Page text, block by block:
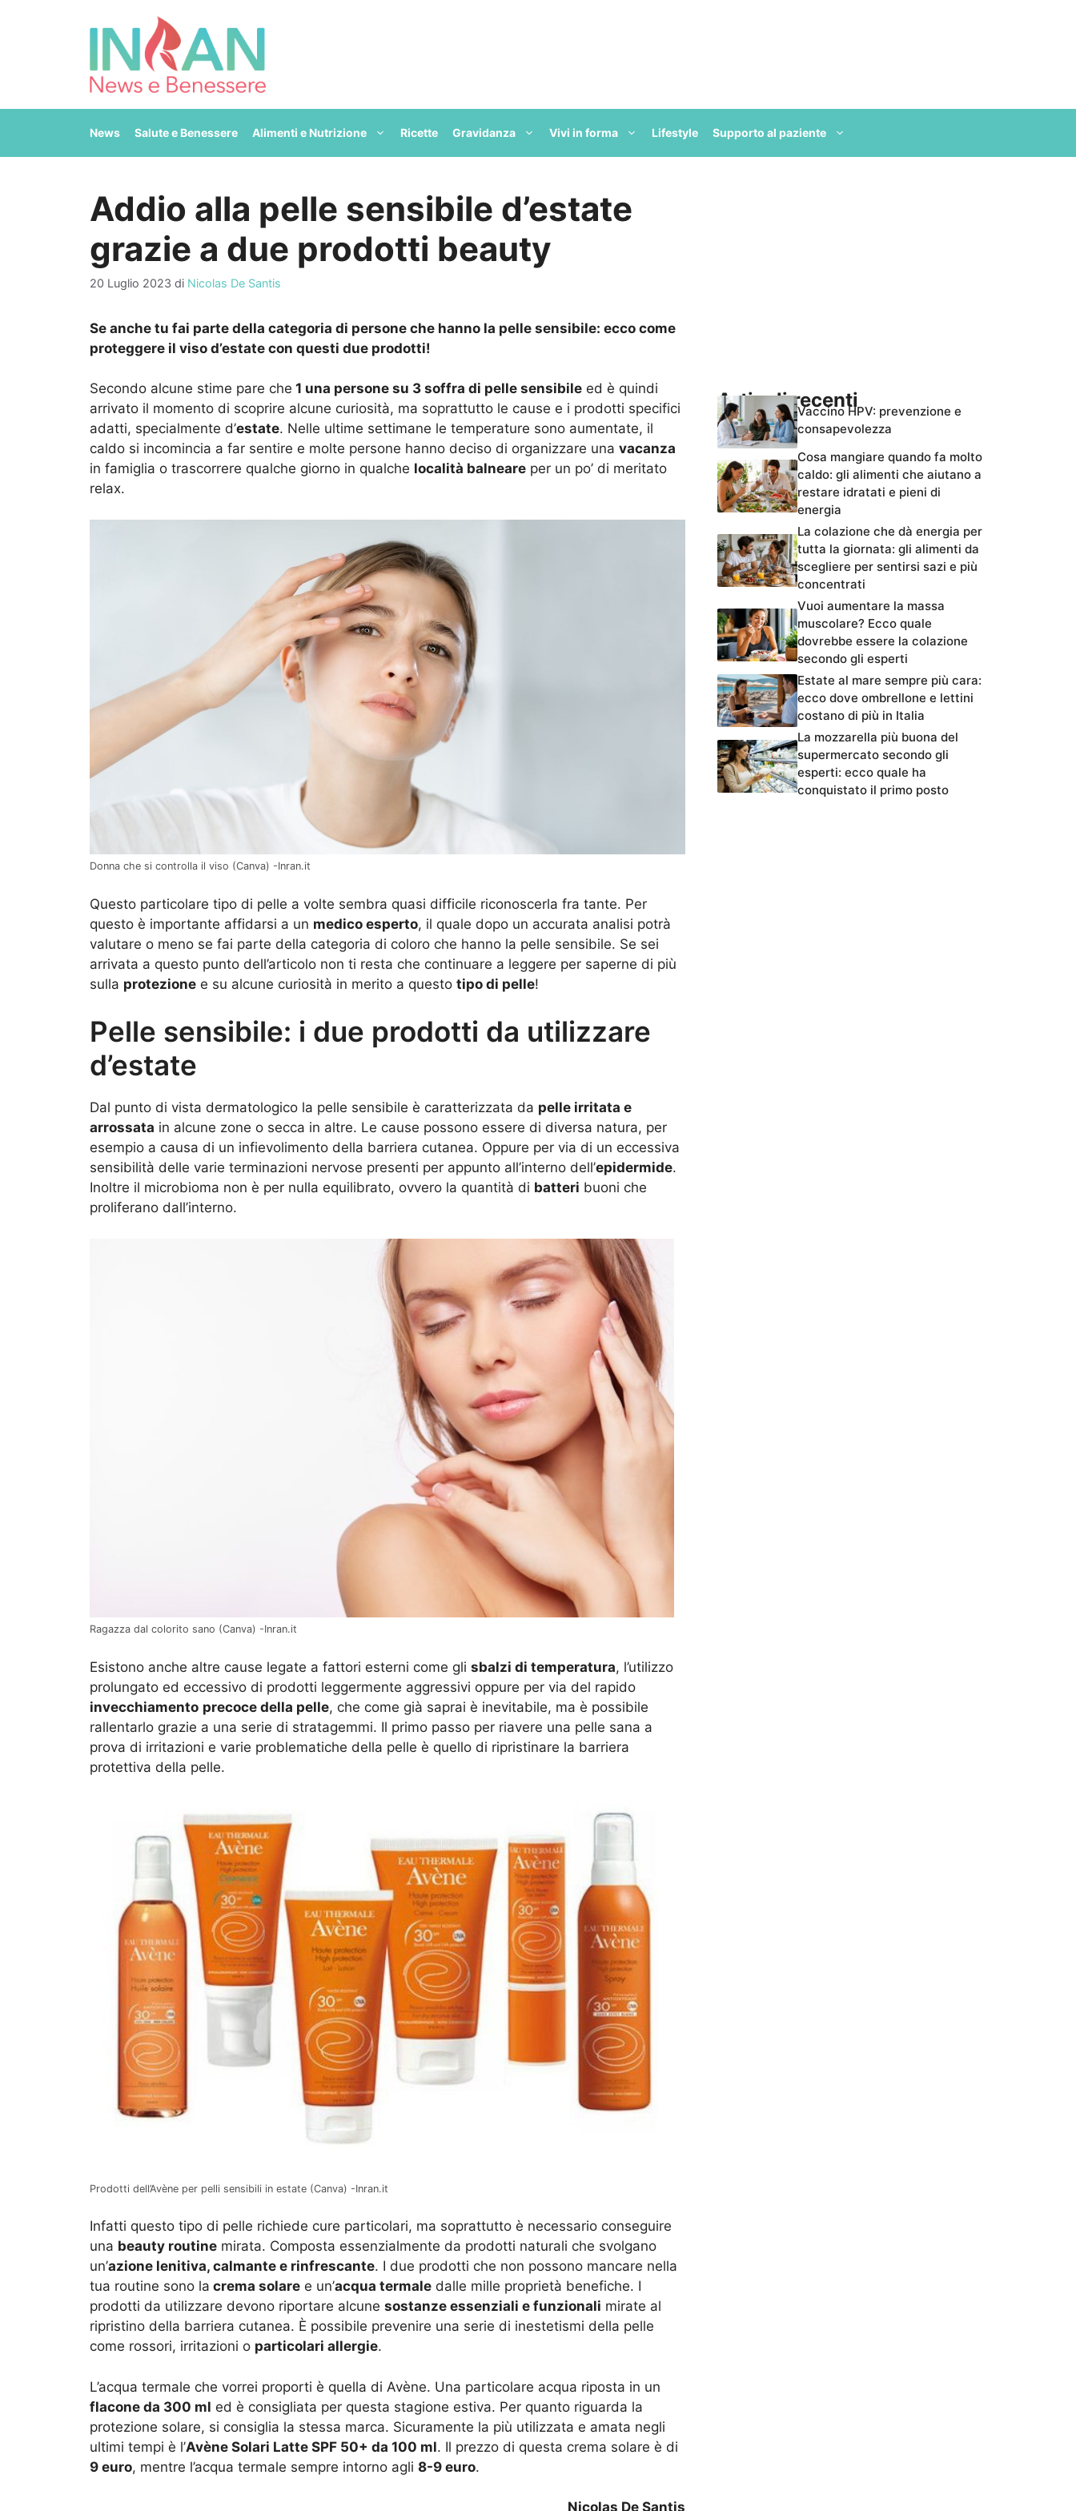
News Salute e Benessere Alimenti e Nutrizione Ricette Gravidanza Vivi in forma Lifestyle Supporto al paziente
Addio alla pelle sensibile d’estate
grazie a due prodotti beauty
20 Luglio 2023 di Nicolas De Santis
Se anche tu fai parte della categoria di persone che hanno la pelle sensibile: ecco come
proteggere il viso d’estate con questi due prodotti!
Secondo alcune stime pare che 1 una persone su 3 soffra di pelle sensibile ed è quindi
arrivato il momento di scoprire alcune curiosità, ma soprattutto le cause e i prodotti specifici
adatti, specialmente d’estate. Nelle ultime settimane le temperature sono aumentate, il
caldo si incomincia a far sentire e molte persone hanno deciso di organizzare una vacanza
in famiglia o trascorrere qualche giorno in qualche località balneare per un po’ di meritato
relax.
Donna che si controlla il viso (Canva) -Inran.it
Questo particolare tipo di pelle a volte sembra quasi difficile riconoscerla fra tante. Per
questo è importante affidarsi a un medico esperto, il quale dopo un accurata analisi potrà
valutare o meno se fai parte della categoria di coloro che hanno la pelle sensibile. Se sei
arrivata a questo punto dell’articolo non ti resta che continuare a leggere per saperne di più
sulla protezione e su alcune curiosità in merito a questo tipo di pelle!
Pelle sensibile: i due prodotti da utilizzare
d’estate
Dal punto di vista dermatologico la pelle sensibile è caratterizzata da pelle irritata e
arrossata in alcune zone o secca in altre. Le cause possono essere di diversa natura, per
esempio a causa di un infievolimento della barriera cutanea. Oppure per via di un eccessiva
sensibilità delle varie terminazioni nervose presenti per appunto all’interno dell’epidermide.
Inoltre il microbioma non è per nulla equilibrato, ovvero la quantità di batteri buoni che
proliferano dall’interno.
Ragazza dal colorito sano (Canva) -Inran.it
Esistono anche altre cause legate a fattori esterni come gli sbalzi di temperatura, l’utilizzo
prolungato ed eccessivo di prodotti leggermente aggressivi oppure per via del rapido
invecchiamento precoce della pelle, che come già saprai è inevitabile, ma è possibile
rallentarlo grazie a una serie di stratagemmi. Il primo passo per riavere una pelle sana a
prova di irritazioni e varie problematiche della pelle è quello di ripristinare la barriera
protettiva della pelle.
Prodotti dell’Avène per pelli sensibili in estate (Canva) -Inran.it
Infatti questo tipo di pelle richiede cure particolari, ma soprattutto è necessario conseguire
una beauty routine mirata. Composta essenzialmente da prodotti naturali che svolgano
un’azione lenitiva, calmante e rinfrescante. I due prodotti che non possono mancare nella
tua routine sono la crema solare e un’acqua termale dalle mille proprietà benefiche. I
prodotti da utilizzare devono riportare alcune sostanze essenziali e funzionali mirate al
ripristino della barriera cutanea. È possibile prevenire una serie di inestetismi della pelle
come rossori, irritazioni o particolari allergie.
L’acqua termale che vorrei proporti è quella di Avène. Una particolare acqua riposta in un
flacone da 300 ml ed è consigliata per questa stagione estiva. Per quanto riguarda la
protezione solare, si consiglia la stessa marca. Sicuramente la più utilizzata e amata negli
ultimi tempi è l’Avène Solari Latte SPF 50+ da 100 ml. Il prezzo di questa crema solare è di
9 euro, mentre l’acqua termale sempre intorno agli 8-9 euro.
Nicolas De Santis
Articoli recentiVaccino HPV: prevenzione e
consapevolezza
Cosa mangiare quando fa molto
caldo: gli alimenti che aiutano a
restare idratati e pieni di
energia
La colazione che dà energia per
tutta la giornata: gli alimenti da
scegliere per sentirsi sazi e più
concentrati
Vuoi aumentare la massa
muscolare? Ecco quale
dovrebbe essere la colazione
secondo gli esperti
Estate al mare sempre più cara:
ecco dove ombrellone e lettini
costano di più in Italia
La mozzarella più buona del
supermercato secondo gli
esperti: ecco quale ha
conquistato il primo posto